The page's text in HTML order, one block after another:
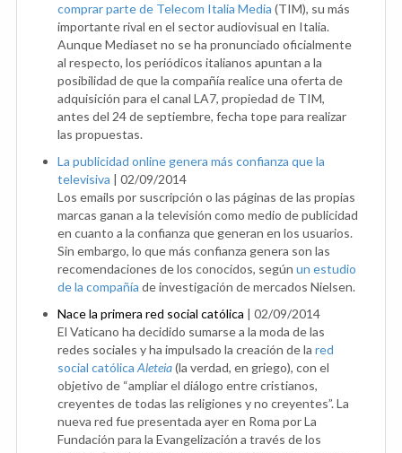
comprar parte de Telecom Italia Media (TIM), su más
importante rival en el sector audiovisual en Italia.
Aunque Mediaset no se ha pronunciado oficialmente
al respecto, los periódicos italianos apuntan a la
posibilidad de que la compañía realice una oferta de
adquisición para el canal LA7, propiedad de TIM,
antes del 24 de septiembre, fecha tope para realizar
las propuestas.
La publicidad online genera más confianza que la
televisiva | 02/09/2014
Los emails por suscripción o las páginas de las propias
marcas ganan a la televisión como medio de publicidad
en cuanto a la confianza que generan en los usuarios.
Sin embargo, lo que más confianza genera son las
recomendaciones de los conocidos, según un estudio
de la compañía de investigación de mercados Nielsen.
Nace la primera red social católica | 02/09/2014
El Vaticano ha decidido sumarse a la moda de las
redes sociales y ha impulsado la creación de la red
social católica Aleteia(la verdad, en griego), con el
objetivo de “ampliar el diálogo entre cristianos,
creyentes de todas las religiones y no creyentes”. La
nueva red fue presentada ayer en Roma por La
Fundación para la Evangelización a través de los